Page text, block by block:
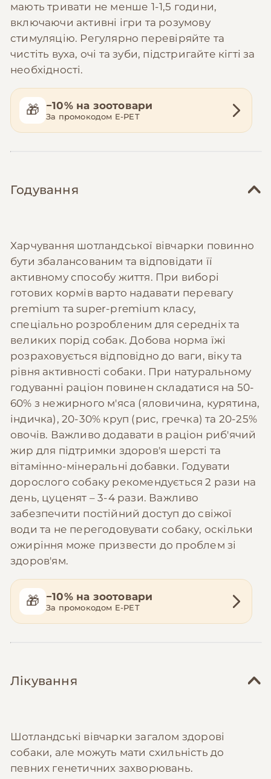
мають тривати не менше 1-1,5 години,
включаючи активні ігри та розумову
стимуляцію. Регулярно перевіряйте та
чистіть вуха, очі та зуби, підстригайте кігті за
необхідності.
🎁 −10% на зоотовари
За промокодом E-PET
Годування
Харчування шотландської вівчарки повинно
бути збалансованим та відповідати її
активному способу життя. При виборі
готових кормів варто надавати перевагу
premium та super-premium класу,
спеціально розробленим для середніх та
великих порід собак. Добова норма їжі
розраховується відповідно до ваги, віку та
рівня активності собаки. При натуральному
годуванні раціон повинен складатися на 50-
60% з нежирного м'яса (яловичина, курятина,
індичка), 20-30% круп (рис, гречка) та 20-25%
овочів. Важливо додавати в раціон риб'ячий
жир для підтримки здоров'я шерсті та
вітамінно-мінеральні добавки. Годувати
дорослого собаку рекомендується 2 рази на
день, цуценят – 3-4 рази. Важливо
забезпечити постійний доступ до свіжої
води та не перегодовувати собаку, оскільки
ожиріння може призвести до проблем зі
здоров'ям.
🎁 −10% на зоотовари
За промокодом E-PET
Лікування
Шотландські вівчарки загалом здорові
собаки, але можуть мати схильність до
певних генетичних захворювань.